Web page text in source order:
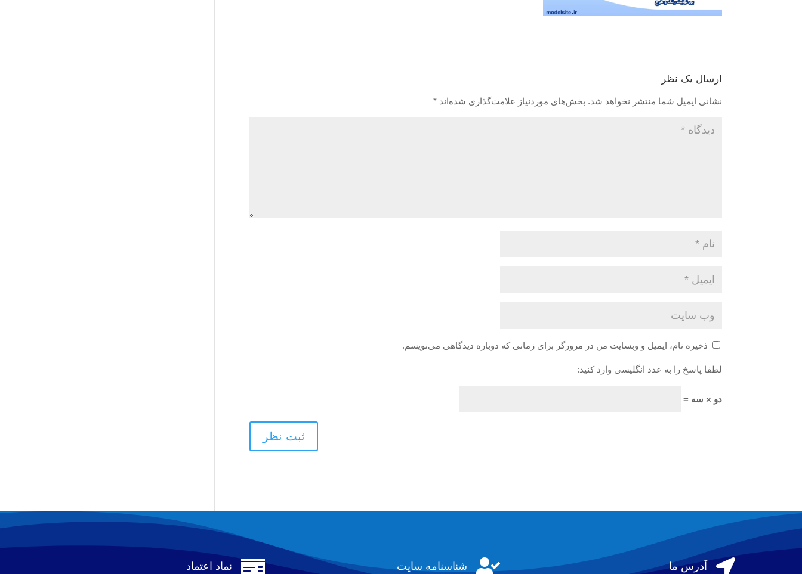
ارسال یک نظر
نشانی ایمیل شما منتشر نخواهد شد. بخش‌های موردنیاز علامت‌گذاری شده‌اند*
ذخیره نام، ایمیل و وبسایت من در مرورگر برای زمانی که دوباره دیدگاهی می‌نویسم.
لطفا پاسخ را به عدد انگلیسی وارد کنید:
دو × سه =
 نماد اعتماد  شناسنامه سایت  آدرس ما